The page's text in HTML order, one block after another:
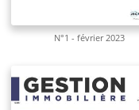
N°1 - février 2023